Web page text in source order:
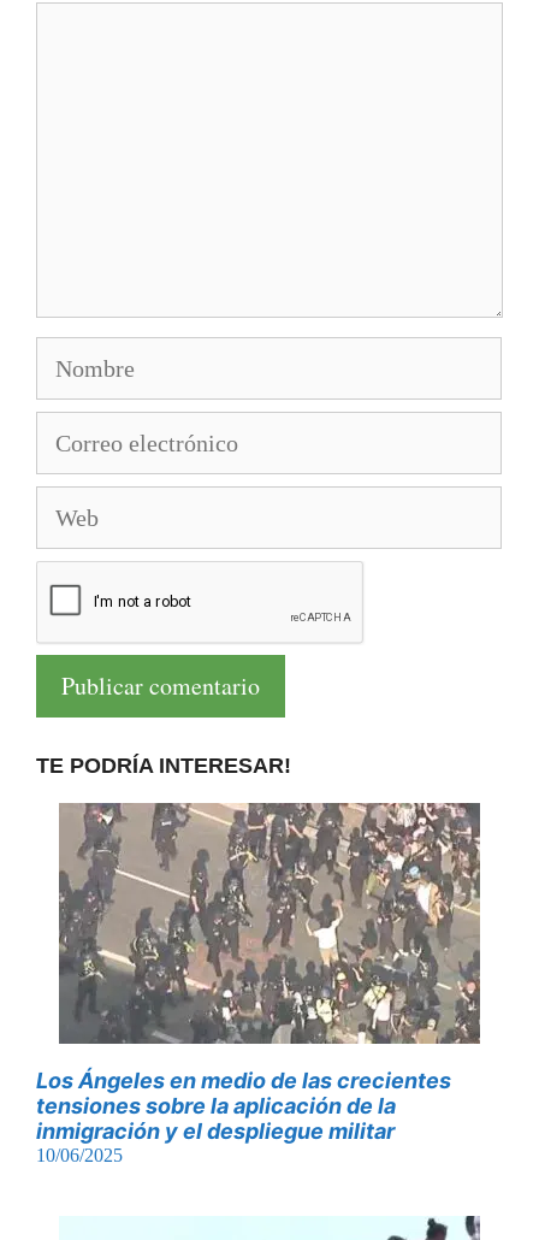
electrónico
TE PODRÍA INTERESAR!
Los Ángeles en medio de las crecientes
tensiones sobre la aplicación de la
inmigración y el despliegue militar
10/06/2025